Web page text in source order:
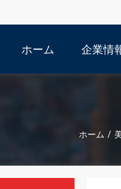
ホーム 企業情
ホーム /